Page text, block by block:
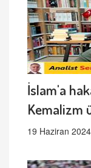
İslam'a
Kemalizm
19 Haziran